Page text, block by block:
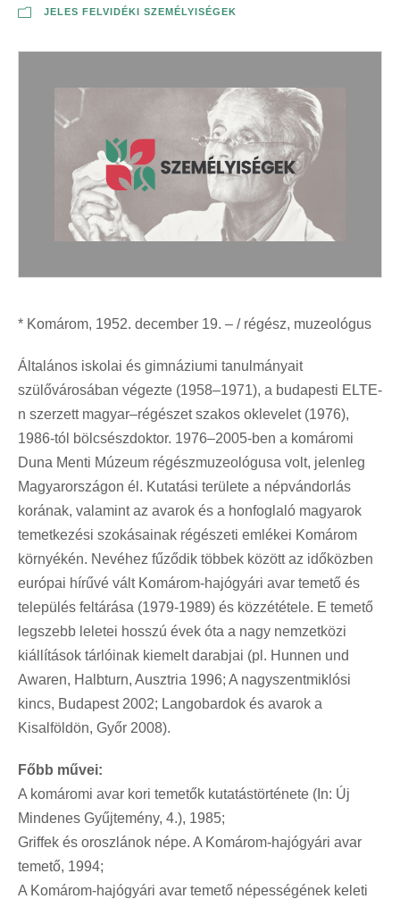
JELES FELVIDÉKI SZEMÉLYISÉGEK
* Komárom, 1952. december 19. – / régész, muzeológus
Általános iskolai és gimnáziumi tanulmányait
szülővárosában végezte (1958–1971), a budapesti ELTE-
n szerzett magyar–régészet szakos oklevelet (1976),
1986-tól bölcsészdoktor. 1976–2005-ben a komáromi
Duna Menti Múzeum régészmuzeológusa volt, jelenleg
Magyarországon él. Kutatási területe a népvándorlás
korának, valamint az avarok és a honfoglaló magyarok
temetkezési szokásainak régészeti emlékei Komárom
környékén. Nevéhez fűződik többek között az időközben
európai hírűvé vált Komárom-hajógyári avar temető és
település feltárása (1979-1989) és közzététele. E temető
legszebb leletei hosszú évek óta a nagy nemzetközi
kiállítások tárlóinak kiemelt darabjai (pl. Hunnen und
Awaren, Halbturn, Ausztria 1996; A nagyszentmiklósi
kincs, Budapest 2002; Langobardok és avarok a
Kisalföldön, Győr 2008).
Főbb művei:
A komáromi avar kori temetők kutatástörténete (In: Új
Mindenes Gyűjtemény, 4.), 1985;
Griffek és oroszlánok népe. A Komárom-hajógyári avar
temető, 1994;
A Komárom-hajógyári avar temető népességének keleti